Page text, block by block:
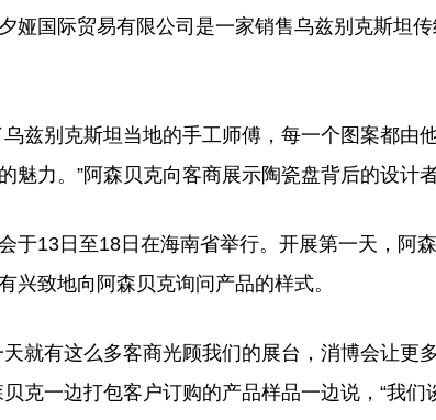
国际贸易有限公司是一家销售乌兹别克斯坦传
别克斯坦当地的手工师傅，每一个图案都由
魅力。”阿森贝克向客商展示陶瓷盘背后的设计者
13日至18日在海南省举行。开展第一天，阿
兴致地向阿森贝克询问产品的样式。
有这么多客商光顾我们的展台，消博会让更
贝克一边打包客户订购的产品样品一边说，“我